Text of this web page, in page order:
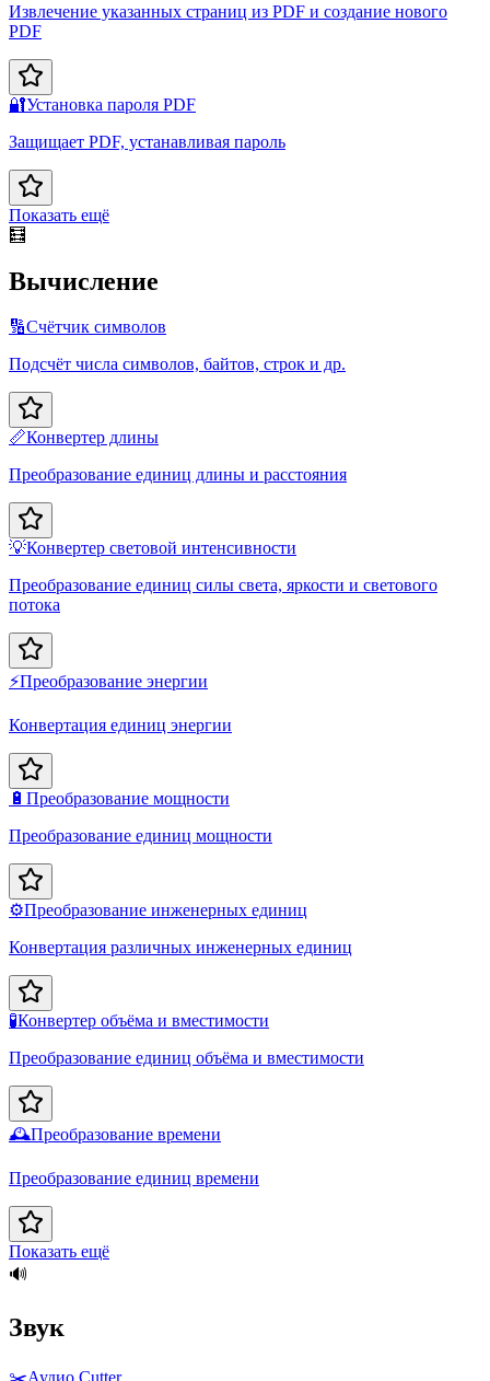
Извлечение указанных страниц из PDF и создание нового
PDF
🔐Установка пароля PDF
Защищает PDF, устанавливая пароль
Показать ещё
🧮
Вычисление
🔢Счётчик символов
Подсчёт числа символов, байтов, строк и др.
📏Конвертер длины
Преобразование единиц длины и расстояния
💡Конвертер световой интенсивности
Преобразование единиц силы света, яркости и светового
потока
⚡Преобразование энергии
Конвертация единиц энергии
🔋 Преобразование мощности
Преобразование единиц мощности
⚙️Преобразование инженерных единиц
Конвертация различных инженерных единиц
🧪Конвертер объёма и вместимости
Преобразование единиц объёма и вместимости
🕰️Преобразование времени
Преобразование единиц времени
Показать ещё
🔊
Звук